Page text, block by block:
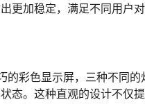
更加稳定，满足不同用户
彩色显示屏，三种不同的
态。这种直观的设计不仅